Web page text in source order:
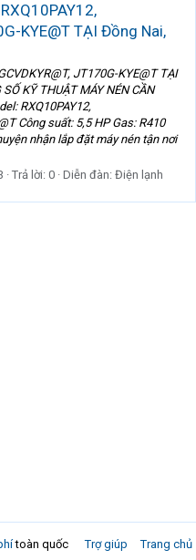
KYE@T TẠI Đồng Nai,
JT170G-KYE@T TẠI
KỸ THUẬT MÁY NÉN CẦN
RXQ10PAY12,
Công suất: 5,5 HP Gas: R410
nhận lắp đặt máy nén tận nơi
Trả lời: 0 Diễn đàn: Điện lạnh
Trợ giúp Trang chủ
toàn quốc